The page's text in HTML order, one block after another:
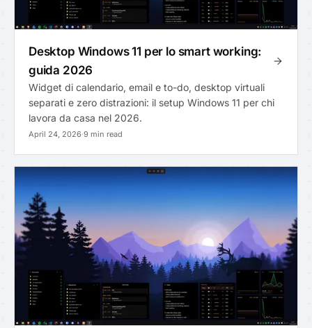
Desktop Windows 11 per lo smart working:
guida 2026
Widget di calendario, email e to-do, desktop virtuali
separati e zero distrazioni: il setup Windows 11 per chi
lavora da casa nel 2026.
April 24, 2026·9 min read